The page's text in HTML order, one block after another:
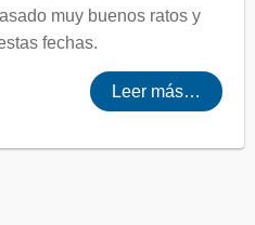
muy buenos ratos y
fechas.
Leer más…